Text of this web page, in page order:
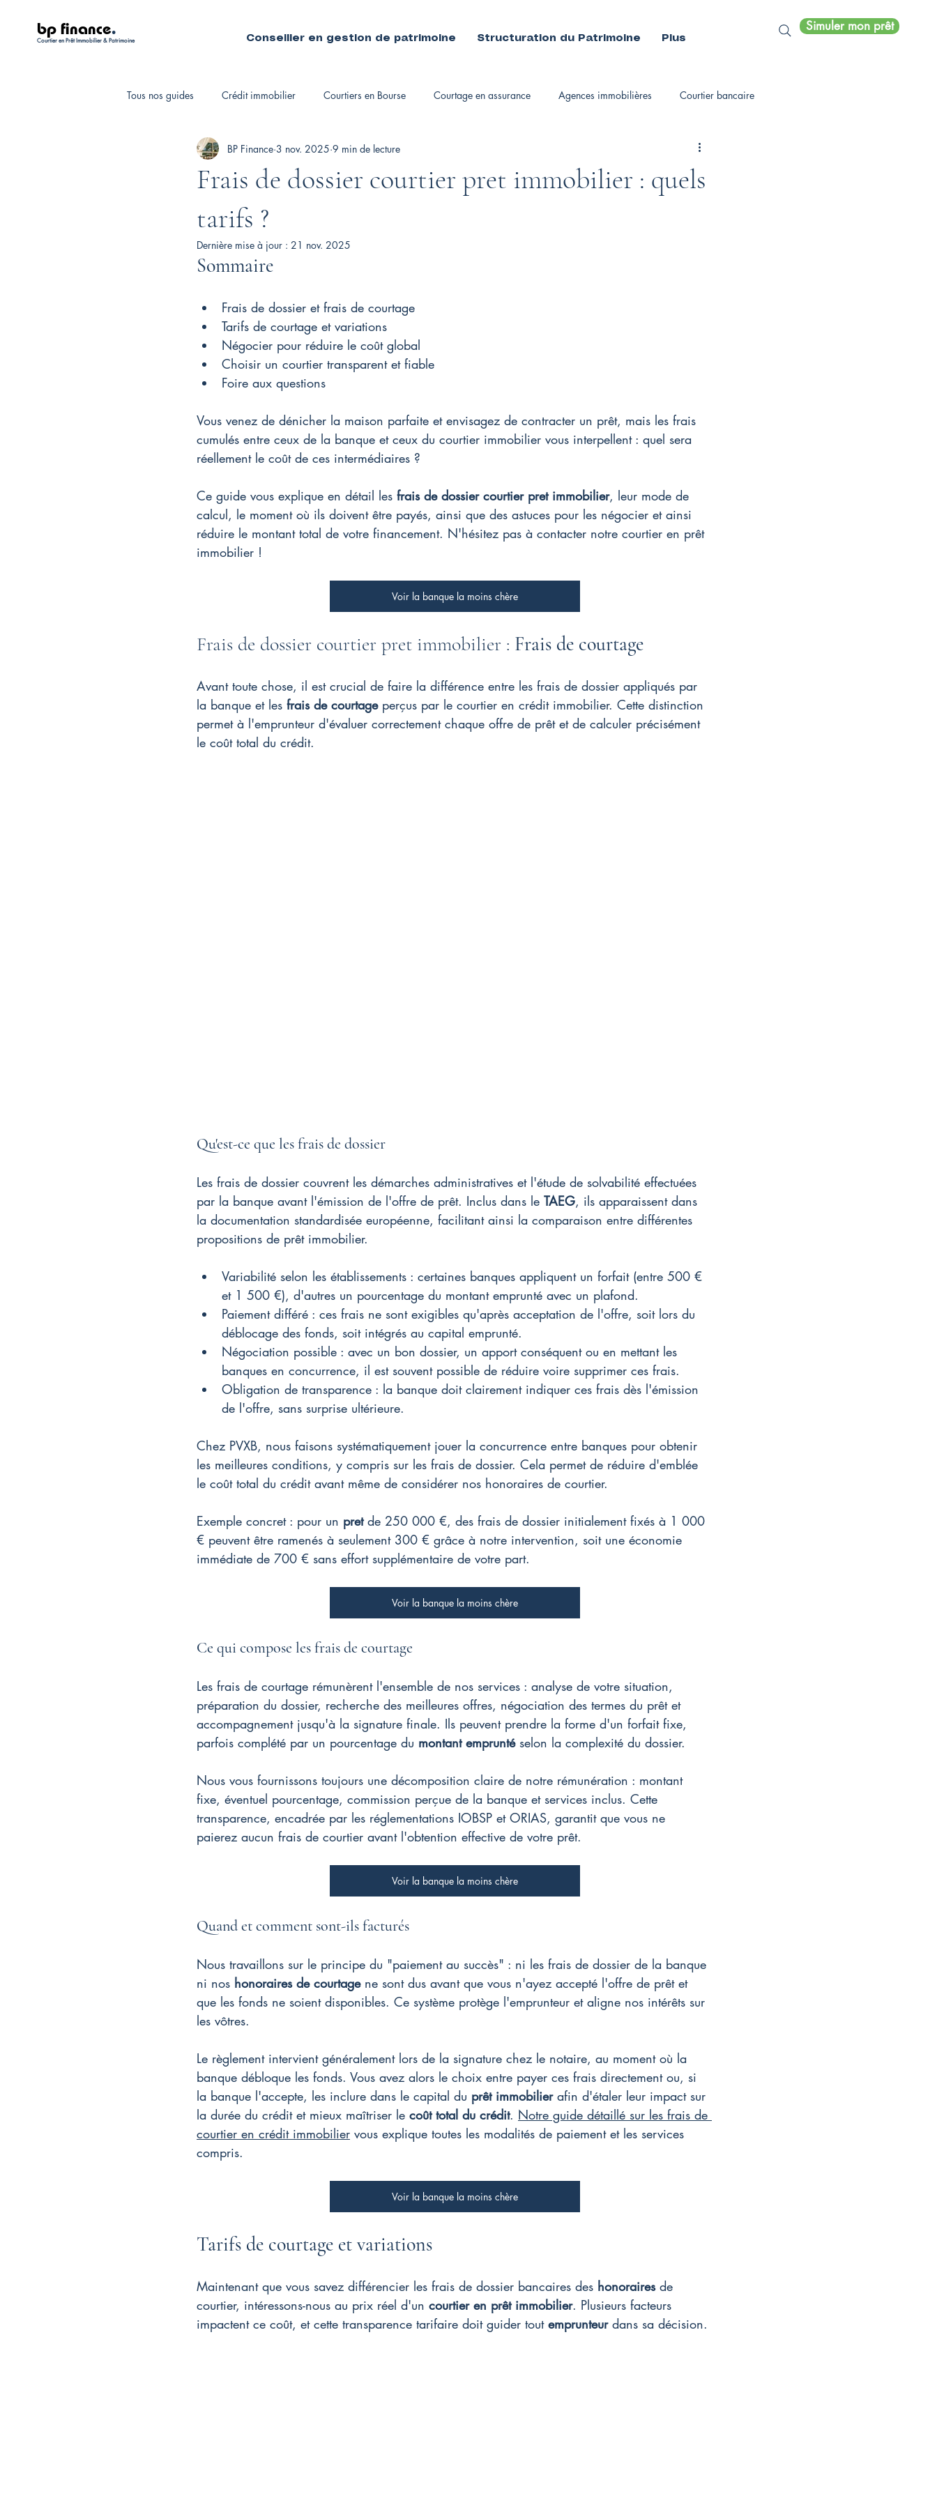
bp finance.
Courtier en Prêt Immobilier & Patrimoine Conseiller en gestion de patrimoine Structuration du Patrimoine Plus
Simuler mon prêt
Tous nos guides Crédit immobilier Courtiers en Bourse Courtage en assurance Agences immobilières Courtier bancaire
Fiscalité personnelle Courtiers immobiliers
Frais de dossier courtier pret immobilier : quels
tarifs ?
BP Finance 3 nov. 2025 9 min de lecture
Dernière mise à jour : 21 nov. 2025
Sommaire
Frais de dossier et frais de courtage
Tarifs de courtage et variations
Négocier pour réduire le coût global
Choisir un courtier transparent et fiable
Foire aux questions
Vous venez de dénicher la maison parfaite et envisagez de contracter un prêt, mais les frais
cumulés entre ceux de la banque et ceux du courtier immobilier vous interpellent : quel sera
réellement le coût de ces intermédiaires ?
Ce guide vous explique en détail les frais de dossier courtier pret immobilier, leur mode de
calcul, le moment où ils doivent être payés, ainsi que des astuces pour les négocier et ainsi
réduire le montant total de votre financement. N'hésitez pas à contacter notre courtier en prêt
immobilier !
Voir la banque la moins chère
Frais de dossier courtier pret immobilier : Frais de courtage
Avant toute chose, il est crucial de faire la différence entre les frais de dossier appliqués par
la banque et les frais de courtage perçus par le courtier en crédit immobilier. Cette distinction
permet à l'emprunteur d'évaluer correctement chaque offre de prêt et de calculer précisément
le coût total du crédit.
Qu'est-ce que les frais de dossier
Les frais de dossier couvrent les démarches administratives et l'étude de solvabilité effectuées
par la banque avant l'émission de l'offre de prêt. Inclus dans le TAEG, ils apparaissent dans
la documentation standardisée européenne, facilitant ainsi la comparaison entre différentes
propositions de prêt immobilier.
Variabilité selon les établissements : certaines banques appliquent un forfait (entre 500 €
et 1 500 €), d'autres un pourcentage du montant emprunté avec un plafond.
Paiement différé : ces frais ne sont exigibles qu'après acceptation de l'offre, soit lors du
déblocage des fonds, soit intégrés au capital emprunté.
Négociation possible : avec un bon dossier, un apport conséquent ou en mettant les
banques en concurrence, il est souvent possible de réduire voire supprimer ces frais.
Obligation de transparence : la banque doit clairement indiquer ces frais dès l'émission
de l'offre, sans surprise ultérieure.
Chez PVXB, nous faisons systématiquement jouer la concurrence entre banques pour obtenir
les meilleures conditions, y compris sur les frais de dossier. Cela permet de réduire d'emblée
le coût total du crédit avant même de considérer nos honoraires de courtier.
Exemple concret : pour un pret de 250 000 €, des frais de dossier initialement fixés à 1 000
€ peuvent être ramenés à seulement 300 € grâce à notre intervention, soit une économie
immédiate de 700 € sans effort supplémentaire de votre part.
Voir la banque la moins chère
Ce qui compose les frais de courtage
Les frais de courtage rémunèrent l'ensemble de nos services : analyse de votre situation,
préparation du dossier, recherche des meilleures offres, négociation des termes du prêt et
accompagnement jusqu'à la signature finale. Ils peuvent prendre la forme d'un forfait fixe,
parfois complété par un pourcentage du montant emprunté selon la complexité du dossier.
Nous vous fournissons toujours une décomposition claire de notre rémunération : montant
fixe, éventuel pourcentage, commission perçue de la banque et services inclus. Cette
transparence, encadrée par les réglementations IOBSP et ORIAS, garantit que vous ne
paierez aucun frais de courtier avant l'obtention effective de votre prêt.
Voir la banque la moins chère
Quand et comment sont-ils facturés
Nous travaillons sur le principe du "paiement au succès" : ni les frais de dossier de la banque
ni nos honoraires de courtage ne sont dus avant que vous n'ayez accepté l'offre de prêt et
que les fonds ne soient disponibles. Ce système protège l'emprunteur et aligne nos intérêts sur
les vôtres.
Le règlement intervient généralement lors de la signature chez le notaire, au moment où la
banque débloque les fonds. Vous avez alors le choix entre payer ces frais directement ou, si
la banque l'accepte, les inclure dans le capital du prêt immobilier afin d'étaler leur impact sur
la durée du crédit et mieux maîtriser le coût total du crédit. Notre guide détaillé sur les frais de
courtier en crédit immobilier vous explique toutes les modalités de paiement et les services
compris.
Voir la banque la moins chère
Tarifs de courtage et variations
Maintenant que vous savez différencier les frais de dossier bancaires des honoraires de
courtier, intéressons-nous au prix réel d'un courtier en prêt immobilier. Plusieurs facteurs
impactent ce coût, et cette transparence tarifaire doit guider tout emprunteur dans sa décision.